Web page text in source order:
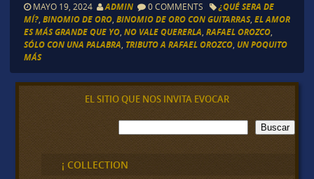
MAYO 19, 2024 ADMIN 0 COMMENTS
¿QUÉ SERA DE
MÍ?, BINOMIO DE ORO, BINOMIO DE ORO CON GUITARRAS, EL AMOR
ES MÁS GRANDE QUE YO, NO VALE QUERERLA RAFAEL OROZCO,
SÓLO CON UNA PALABRA TRIBUTO A RAFAEL OROZCO, UN POQUITO
MÁS
EL SITIO QUE NOS INVITA EVOCAR
B
u
c
a
Buscar
¡ COLLECTION